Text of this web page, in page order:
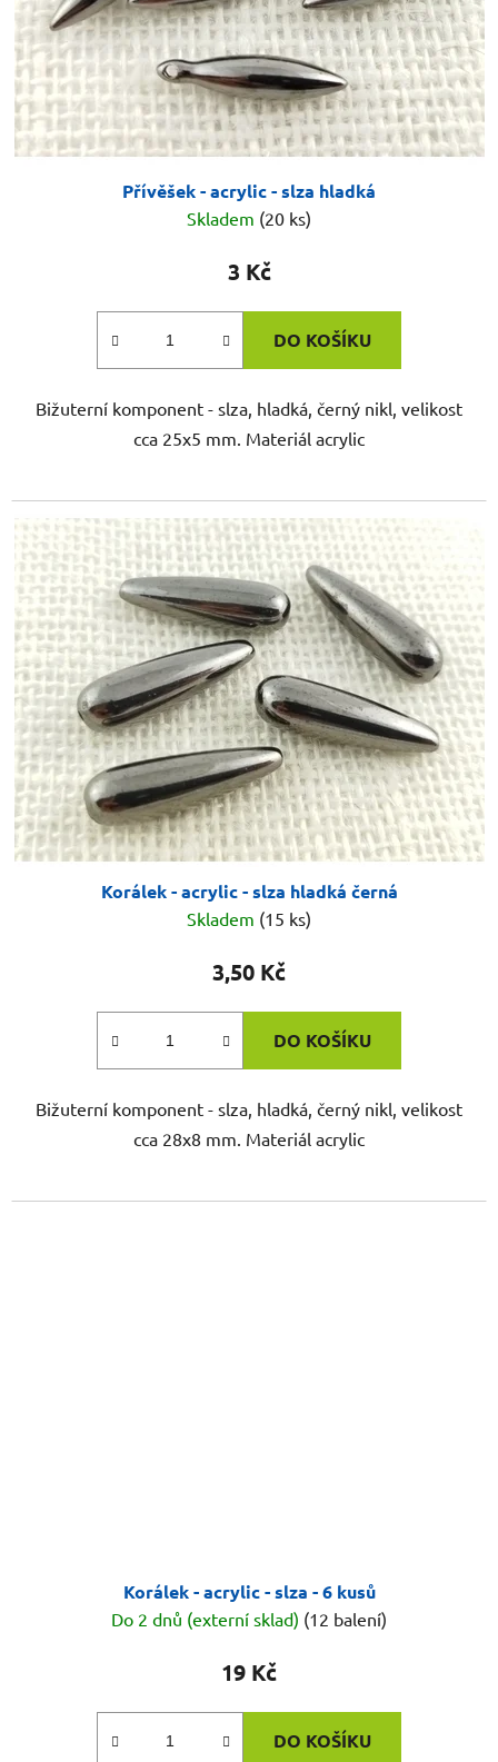
Přívěšek - acrylic - slza hladká
Skladem (20 ks)
3 Kč
DO KOŠÍKU
Bižuterní komponent - slza, hladká, černý nikl, velikost
cca 25x5 mm. Materiál acrylic
Korálek - acrylic - slza hladká černá
Skladem (15 ks)
3,50 Kč
DO KOŠÍKU
Bižuterní komponent - slza, hladká, černý nikl, velikost
cca 28x8 mm. Materiál acrylic
Korálek - acrylic - slza - 6 kusů
Do 2 dnů (externí sklad) (12 balení)
19 Kč
DO KOŠÍKU